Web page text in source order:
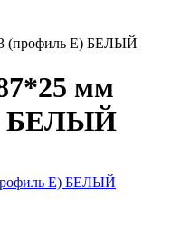
(профиль E) БЕЛЫЙ
мм
БЕЛЫЙ